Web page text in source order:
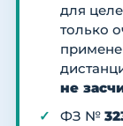
для
только
не
ФЗ №